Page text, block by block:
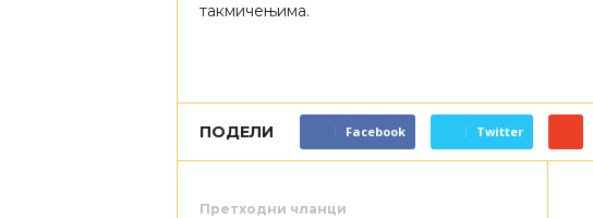
такмичењима.
ПОДЕЛИ Facebook Twitter
Претходни чланци